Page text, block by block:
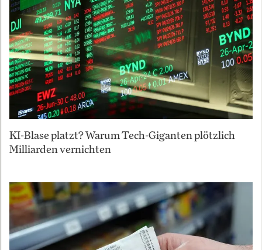
KI-Blase platzt? Warum Tech-Giganten plötzlich
Milliarden vernichten